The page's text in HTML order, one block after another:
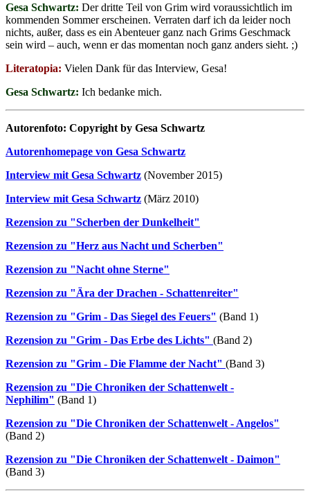
Gesa Schwartz: Der dritte Teil von Grim wird voraussichtlich im
kommenden Sommer erscheinen. Verraten darf ich da leider noch
nichts, außer, dass es ein Abenteuer ganz nach Grims Geschmack
sein wird – auch, wenn er das momentan noch ganz anders sieht. ;)
Literatopia: Vielen Dank für das Interview, Gesa!
Gesa Schwartz: Ich bedanke mich.
Autorenfoto: Copyright by Gesa Schwartz
Autorenhomepage von Gesa Schwartz
Interview mit Gesa Schwartz (November 2015)
Interview mit Gesa Schwartz (März 2010)
Rezension zu "Scherben der Dunkelheit"
Rezension zu "Herz aus Nacht und Scherben"
Rezension zu "Nacht ohne Sterne"
Rezension zu "Ära der Drachen - Schattenreiter"
Rezension zu "Grim - Das Siegel des Feuers" (Band 1)
Rezension zu "Grim - Das Erbe des Lichts" (Band 2)
Rezension zu "Grim - Die Flamme der Nacht" (Band 3)
Rezension zu "Die Chroniken der Schattenwelt -
Nephilim" (Band 1)
Rezension zu "Die Chroniken der Schattenwelt - Angelos"
(Band 2)
Rezension zu "Die Chroniken der Schattenwelt - Daimon"
(Band 3)